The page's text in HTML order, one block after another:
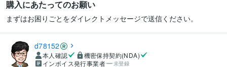
購入にあたってのお願い
まずはお困りごとをダイレクトメッセージで送信ください。
d78152
本人確認
機密保持契約(NDA)
インボイス発行事業者
未登録